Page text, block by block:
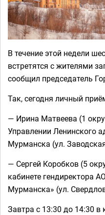
В течение этой недели
встретятся с жителями
сообщил председатель
Так, сегодня личный
— Ирина Матвеева (1
Управлении Ленинского
Мурманска (ул.
— Сергей Коробков (5
кабинете гендиректора
Мурманска» (ул.
Завтра с 13:30 до 14:30 в